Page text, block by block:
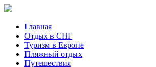
Главная
Отдых в СНГ
Туризм в Европе
Пляжный отдых
Путешествия